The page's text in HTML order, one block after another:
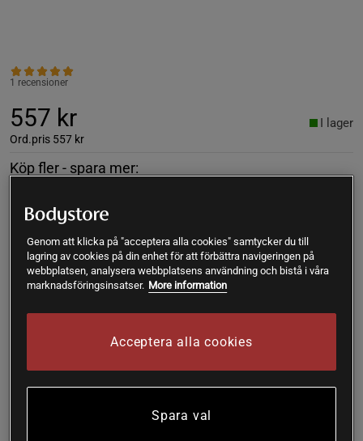
1 recensioner
557 kr
Ord.pris 557 kr
I lager
Köp fler - spara mer:
1
st
557 kr
-10%
-15%
-20%
Lägg i varukorgen
Fri retur 14 dagars ångerrätt
SKU #A2224-07| EAN693749757030
Sacro-B från Thorne innehåller goda jästorganismer. Minst
Genom att klicka på "acceptera alla cookies" samtycker du till
lagring av cookies på din enhet för att förbättra navigeringen på
webbplatsen, analysera webbplatsens användning och bistå i våra
marknadsföringsinsatser. More information
Acceptera alla cookies
Spara val